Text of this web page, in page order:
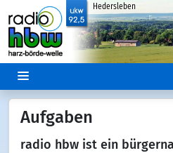
Hedersleben
Aufgaben
radio hbw ist ein